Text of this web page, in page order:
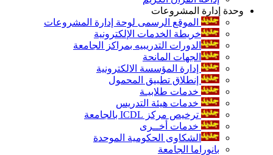
وحدة إدارة المشروعات
الموقع الرسمى لوحة إدارة المشروعات
خريطة الخدمات الإلكترونية
الدورات التدريبيه بمراكز الجامعة
الجهات المانحة
إدارة المؤسسة الالكترونية
إنطلاق تطبيق المحمول
خدمات طلابيـة
خدمات هيئة التدريس
ترخيص مركز ICDL بالجامعة
خدمات أخــرى
الشكاوى الحكومية الموحدة
بانوراما الجامعة